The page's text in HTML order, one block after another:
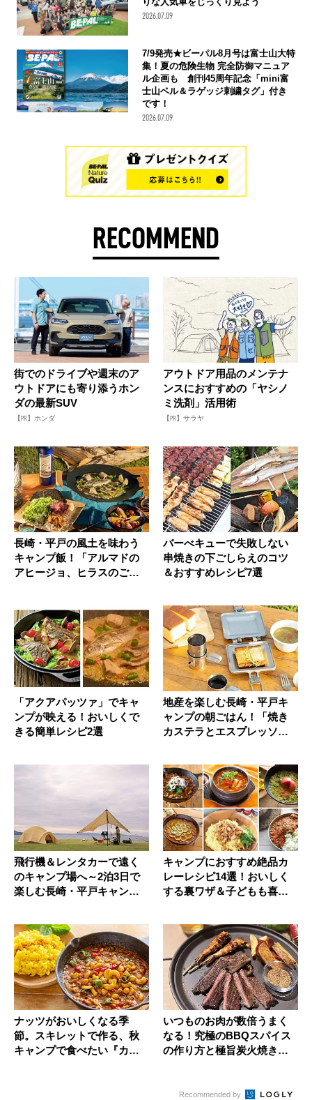
2026.07.09
7/9発売★ビーパル8月号は富士山大特
集！夏の危険生物 完全防御マニュア
ル企画も 創刊45周年記念「mini富
士山ベル＆ラゲッジ刺繍タグ」付き
です！
2026.07.09
RECOMMEND
街でのドライブや週末のア
ウトドアにも寄り添うホン
ダの最新SUV
【PR】ホンダ
アウトドア用品のメンテナ
ンスにおすすめの「ヤシノ
ミ洗剤」活用術
【PR】サラヤ
長崎・平戸の風土を味わう
キャンプ飯！「アルマドの
アヒージョ、ヒラスのごま
バーべキューで失敗しない
串焼きの下ごしらえのコツ
＆おすすめレシピ7選
「アクアパッツァ」でキャ
ンプが映える！おいしくで
きる簡単レシピ2選
地産を楽しむ長崎・平戸キ
ャンプの朝ごはん！「焼き
カステラとエスプレッソ」
飛行機＆レンタカーで遠く
のキャンプ場へ～2泊3日で
楽しむ長崎・平戸キャンプ
キャンプにおすすめ絶品カ
レーレシピ14選！おいしく
する裏ワザ＆子どもも喜ぶ
ナッツがおいしくなる季
節。スキレットで作る、秋
キャンプで食べたい『カシ
いつものお肉が数倍うまく
なる！究極のBBQスパイス
の作り方と極旨炭火焼きス
Recommended by